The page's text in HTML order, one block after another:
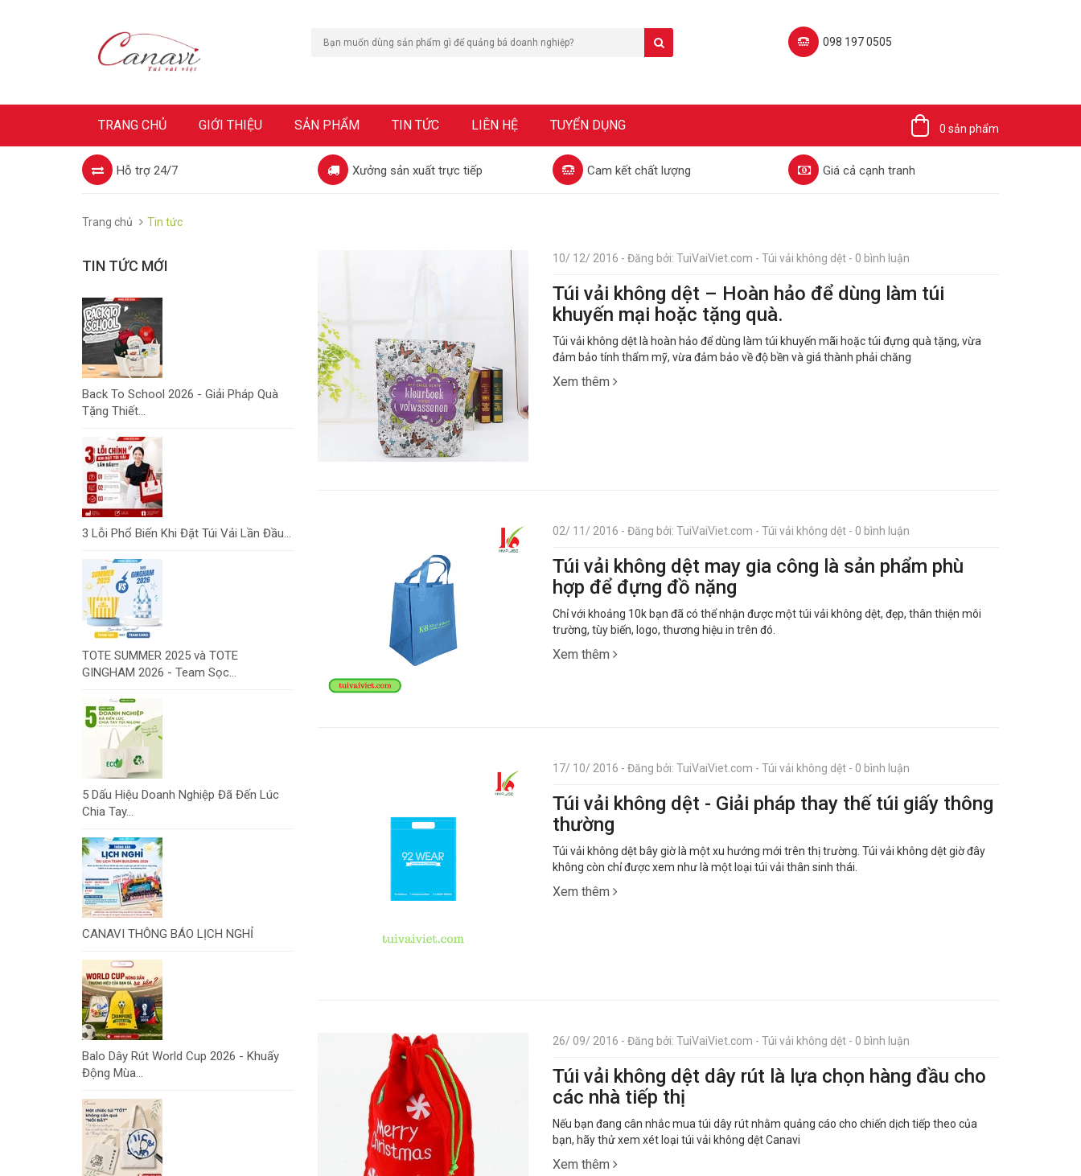
098 197 0505‬
TRANG CHỦ GIỚI THIỆU SẢN PHẨM TIN TỨC LIÊN HỆ TUYỂN DỤNG 0 sản phẩm
Hỗ trợ 24/7 Xưởng sản xuất trực tiếp Cam kết chất lượng Giá cả cạnh tranh
Trang chủ Tin tức
TIN TỨC MỚI
Back To School 2026 - Giải Pháp Quà
Tặng Thiết...
3 Lỗi Phổ Biến Khi Đặt Túi Vải Lần Đầu...
TOTE SUMMER 2025 và TOTE
GINGHAM 2026 - Team Sọc...
5 Dấu Hiệu Doanh Nghiệp Đã Đến Lúc
Chia Tay...
CANAVI THÔNG BÁO LỊCH NGHỈ
Balo Dây Rút World Cup 2026 - Khuấy
Động Mùa...
10/ 12/ 2016 - Đăng bởi: TuiVaiViet.com - Túi vải không dệt - 0 bình luận
Túi vải không dệt – Hoàn hảo để dùng làm túi
khuyến mại hoặc tặng quà.
Túi vải không dệt là hoàn hảo để dùng làm túi khuyến mãi hoặc túi đựng quà tặng, vừa
đảm bảo tính thẩm mỹ, vừa đảm bảo về độ bền và giá thành phải chăng
Xem thêm
02/ 11/ 2016 - Đăng bởi: TuiVaiViet.com - Túi vải không dệt - 0 bình luận
Túi vải không dệt may gia công là sản phẩm phù
hợp để đựng đồ nặng
Chỉ với khoảng 10k bạn đã có thể nhận được một túi vải không dệt, đẹp, thân thiện môi
trường, tùy biến, logo, thương hiệu in trên đó.
Xem thêm
17/ 10/ 2016 - Đăng bởi: TuiVaiViet.com - Túi vải không dệt - 0 bình luận
Túi vải không dệt - Giải pháp thay thế túi giấy thông
thường
Túi vải không dệt bây giờ là một xu hướng mới trên thị trường. Túi vải không dệt giờ đây
không còn chỉ được xem như là một loại túi vải thân sinh thái.
Xem thêm
26/ 09/ 2016 - Đăng bởi: TuiVaiViet.com - Túi vải không dệt - 0 bình luận
Túi vải không dệt dây rút là lựa chọn hàng đầu cho
các nhà tiếp thị
Nếu bạn đang cân nhắc mua túi dây rút nhằm quảng cáo cho chiến dịch tiếp theo của
bạn, hãy thử xem xét loại túi vải không dệt Canavi
Xem thêm